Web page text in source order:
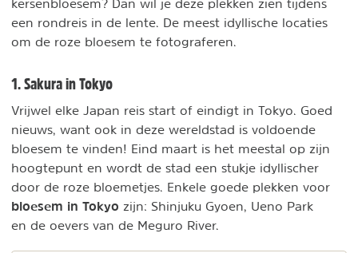
kersenbloesem? Dan wil je deze plekken zien tijdens
een rondreis in de lente. De meest idyllische locaties
om de roze bloesem te fotograferen.
1. Sakura in Tokyo
Vrijwel elke Japan reis start of eindigt in Tokyo. Goed
nieuws, want ook in deze wereldstad is voldoende
bloesem te vinden! Eind maart is het meestal op zijn
hoogtepunt en wordt de stad een stukje idyllischer
door de roze bloemetjes. Enkele goede plekken voor
bloesem in Tokyo zijn: Shinjuku Gyoen, Ueno Park
en de oevers van de Meguro River.